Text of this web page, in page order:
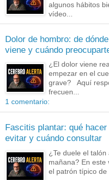
algunos hábitos
vídeo...
Dolor de hombro: de dónde
viene y cuándo
¿El dolor viene
empezar en el
grave? Aquí
frecuen...
1 comentario:
Fascitis plantar: qué hacer
evitar y cuándo consultar
¿Te duele el
mañana? En
el patrón típico de